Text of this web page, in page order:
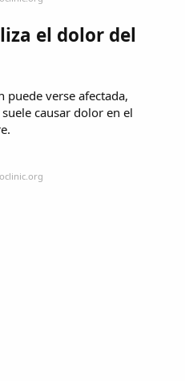
el dolor del
puede verse afectada,
causar dolor en el